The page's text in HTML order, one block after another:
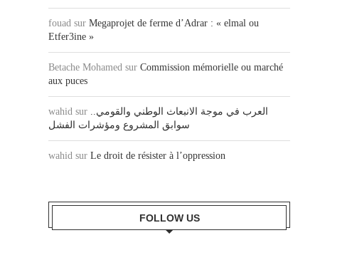
fouad sur Megaprojet de ferme d’Adrar : « elmal ou
Etfer3ine »
Betache Mohamed sur Commission mémorielle ou marché
aux puces
wahid sur العرب في موجة الانبعاث الوطني والقومي..
سوابق المشروع ومؤشرات الفشل
wahid sur Le droit de résister à l’oppression
FOLLOW US